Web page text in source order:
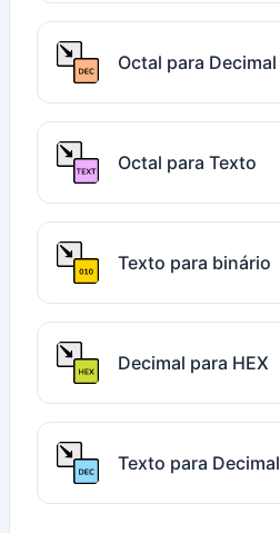
Octal para Decimal
Octal para Texto
Texto para binário
Decimal para HEX
Texto para Decimal